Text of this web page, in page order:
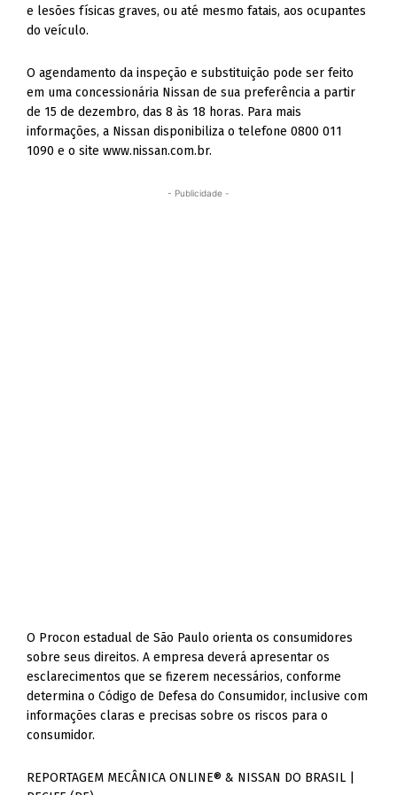
e lesões físicas graves, ou até mesmo fatais, aos ocupantes
do veículo.
O agendamento da inspeção e substituição pode ser feito
em uma concessionária Nissan de sua preferência a partir
de 15 de dezembro, das 8 às 18 horas. Para mais
informações, a Nissan disponibiliza o telefone 0800 011
1090 e o site www.nissan.com.br.
- Publicidade -
O Procon estadual de São Paulo orienta os consumidores
sobre seus direitos. A empresa deverá apresentar os
esclarecimentos que se fizerem necessários, conforme
determina o Código de Defesa do Consumidor, inclusive com
informações claras e precisas sobre os riscos para o
consumidor.
REPORTAGEM MECÂNICA ONLINE® & NISSAN DO BRASIL |